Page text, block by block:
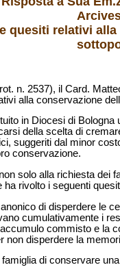
quesiti relativi
n. 2537), il Card.
alla conservazione
in Diocesi di
della scelta di
suggeriti dal minor
conservazione.
solo alla richiesta dei
rivolto i seguenti
di disperdere le
cumulativamente i
commisto e la
non disperdere la
di conservare